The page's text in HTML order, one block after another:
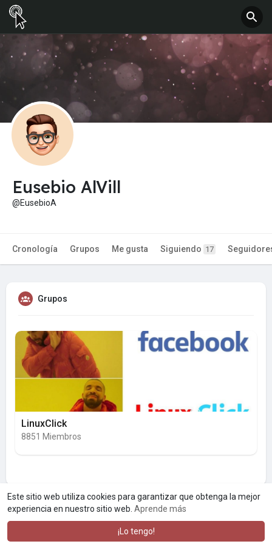
Este sitio web utiliza cookies para garantizar que obtenga la mejor
experiencia en nuestro sitio web. Aprende más
¡Lo tengo!
Eusebio AlVill
@EusebioA
Cronología Grupos Me gusta Siguiendo 17
Grupos
LinuxClick
8851 Miembros